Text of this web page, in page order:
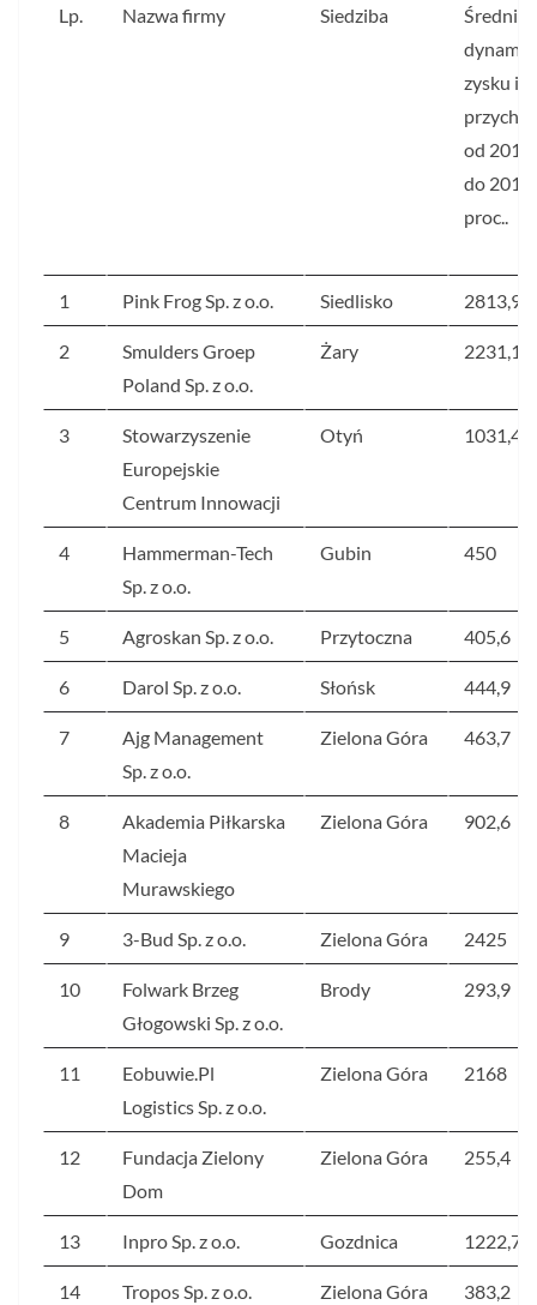
Lp. Nazwa firmy Siedziba
Średnia
dynamik
zysku i
od 2018
do 2019
proc..
1 Pink Frog Sp. z o.o. Siedlisko 2813,9
2
Smulders Groep
Poland Sp. z o.o.
Żary 2231,1
3
Stowarzyszenie
Europejskie
Centrum Innowacji
Otyń 1031,4
4
Hammerman-Tech
Sp. z o.o.
Gubin 450
5 Agroskan Sp. z o.o. Przytoczna 405,6
6 Darol Sp. z o.o. Słońsk 444,9
7
Ajg Management
Sp. z o.o.
Zielona Góra 463,7
8
Akademia Piłkarska
Macieja
Murawskiego
Zielona Góra 902,6
9 3-Bud Sp. z o.o. Zielona Góra 2425
10
Folwark Brzeg
Głogowski Sp. z o.o.
Brody 293,9
11
Eobuwie.Pl
Logistics Sp. z o.o.
Zielona Góra 2168
12
Fundacja Zielony
Dom
Zielona Góra 255,4
13 Inpro Sp. z o.o. Gozdnica 1222,7
14 Tropos Sp. z o.o. Zielona Góra 383,2